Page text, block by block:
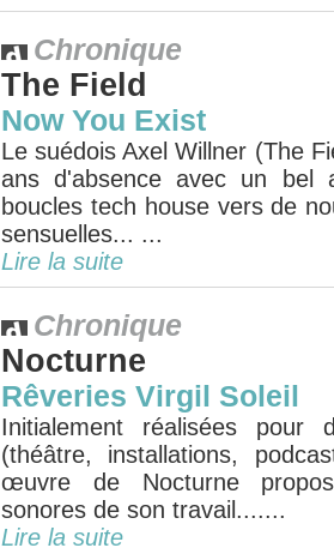
Chronique
The Field
Now You Exist
Le suédois Axel Willner (The
ans d'absence avec un bel
boucles tech house vers de
sensuelles... ...
Lire la suite
Chronique
Nocturne
Rêveries Virgil Soleil
Initialement réalisées pour
(théâtre, installations,
œuvre de Nocturne
sonores de son travail.......
Lire la suite